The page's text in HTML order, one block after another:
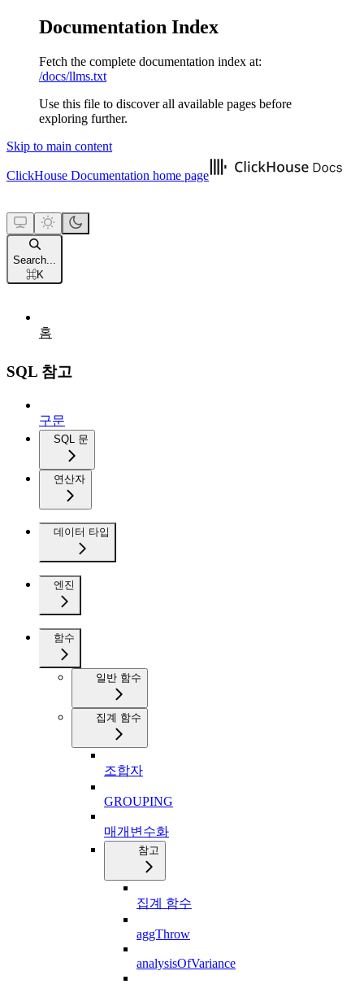
Documentation Index
Fetch the complete documentation index at:
/docs/llms.txt
Use this file to discover all available pages before
exploring further.
Skip to main content
ClickHouse Documentation home page
Search...
⌘K
홈
SQL 참고
구문
SQL 문
연산자
데이터 타입
엔진
함수
일반 함수
집계 함수
조합자
GROUPING
매개변수화
참고
집계 함수
aggThrow
analysisOfVariance